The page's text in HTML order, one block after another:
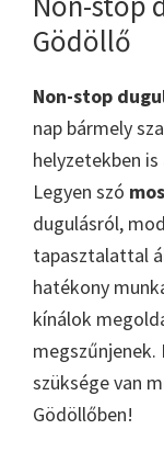
Gödöllő
Non-stop
nap bármely
helyzetekben
Legyen szó
dugulásról,
tapasztalattal
hatékony
kínálok
szüksége van
Gödöllőben!